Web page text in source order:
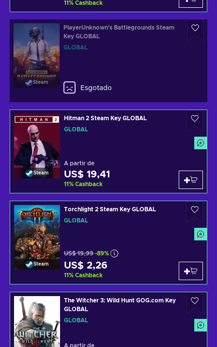
11% Cashback
Steam
PlayerUnknown's Battlegrounds Steam
Key GLOBAL
GLOBAL
Esgotado
Steam
Hitman 2 Steam Key GLOBAL
GLOBAL
A partir de
US$ 19,41
11% Cashback
Steam
Torchlight 2 Steam Key GLOBAL
GLOBAL
US$ 19,99 -89%
US$ 2,26
11% Cashback
The Witcher 3: Wild Hunt GOG.com Key
GLOBAL
GLOBAL
A partir de